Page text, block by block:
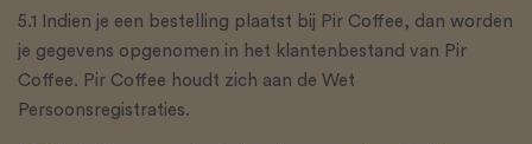
5.1 Indien je een bestelling plaatst bij Pir Coffee, dan worden
je gegevens opgenomen in het klantenbestand van Pir
Coffee. Pir Coffee houdt zich aan de Wet
Persoonsregistraties.